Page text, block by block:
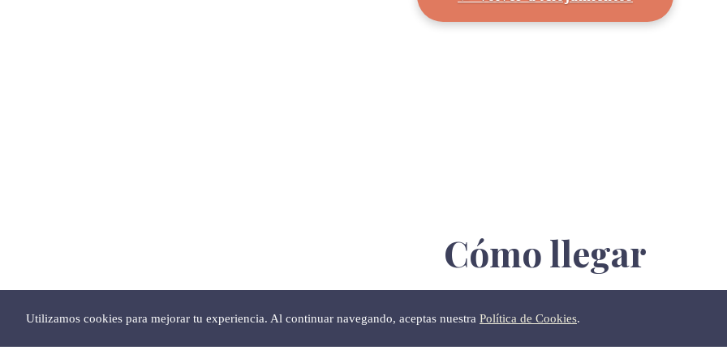
Cómo llegar
Utilizamos cookies para mejorar tu experiencia. Al continuar navegando, aceptas nuestra Política de Cookies.